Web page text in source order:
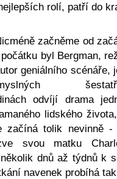
rolí, patří do
začněme od
byl Bergman,
geniálního scénáře,
odvíjí drama
lidského
začíná tolik nevinně -
svou matku
dnů až týdnů k
navenek probíhá